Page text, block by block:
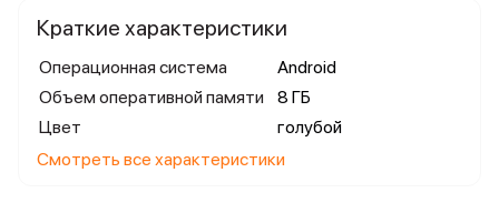
Краткие характеристики
Операционная система
Android
Объем оперативной памяти
8 ГБ
Цвет
голубой
Смотреть все характеристики